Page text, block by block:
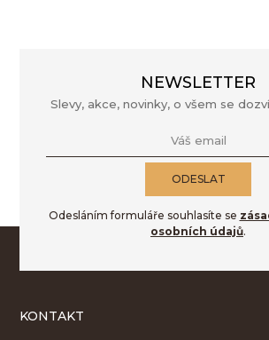
NEWSLETTER
Slevy, akce, novinky, o všem se
Váš email
ODESLAT
Odesláním formuláře souhlasíte se
osobních údajů.
KONTAKT